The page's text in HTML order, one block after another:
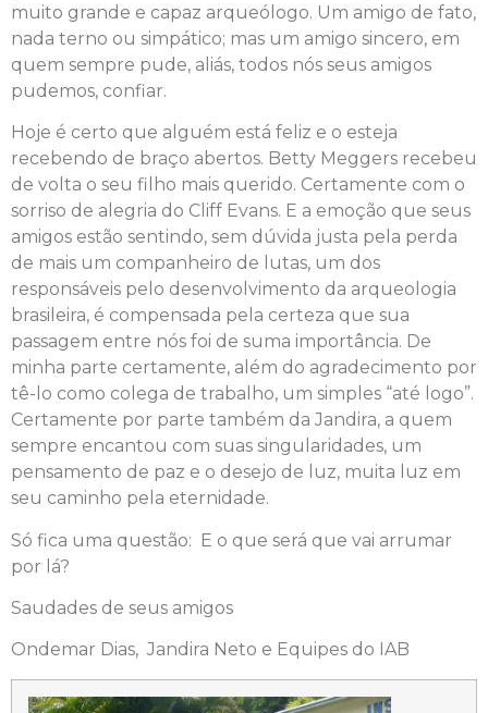
muito grande e capaz arqueólogo. Um amigo de fato,
nada terno ou simpático; mas um amigo sincero, em
quem sempre pude, aliás, todos nós seus amigos
pudemos, confiar.
Hoje é certo que alguém está feliz e o esteja
recebendo de braço abertos. Betty Meggers recebeu
de volta o seu filho mais querido. Certamente com o
sorriso de alegria do Cliff Evans. E a emoção que seus
amigos estão sentindo, sem dúvida justa pela perda
de mais um companheiro de lutas, um dos
responsáveis pelo desenvolvimento da arqueologia
brasileira, é compensada pela certeza que sua
passagem entre nós foi de suma importância. De
minha parte certamente, além do agradecimento por
tê-lo como colega de trabalho, um simples “até logo”.
Certamente por parte também da Jandira, a quem
sempre encantou com suas singularidades, um
pensamento de paz e o desejo de luz, muita luz em
seu caminho pela eternidade.
Só fica uma questão: E o que será que vai arrumar
por lá?
Saudades de seus amigos
Ondemar Dias, Jandira Neto e Equipes do IAB